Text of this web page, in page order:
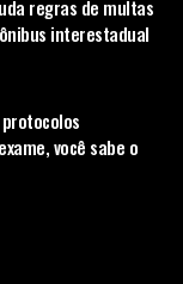
regras de multas
interestadual
você sabe o